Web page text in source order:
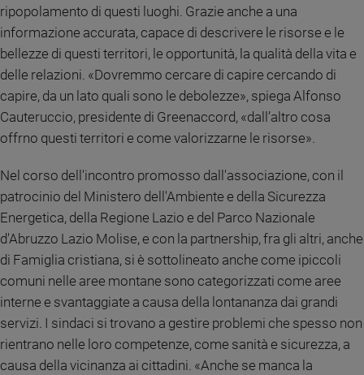
inclusione
Cultura
e
spettacoli
Sanremo
Cinema,
e
streaming
Libri
Musica
Arte
Famiglia
educazione
ripopolamento di questi luoghi. Grazie anche a una
informazione accurata, capace di descrivere le risorse e le
bellezze di questi territori, le opportunità, la qualità della vita e
delle relazioni. «Dovremmo cercare di capire cercando di
capire, da un lato quali sono le debolezze», spiega Alfonso
Cauteruccio, presidente di Greenaccord, «dall’altro cosa
offrno questi territori e come valorizzarne le risorse».
Nel corso dell'incontro promosso dall'associazione, con il
patrocinio del Ministero dell'Ambiente e della Sicurezza
Energetica, della Regione Lazio e del Parco Nazionale
d'Abruzzo Lazio Molise, e con la partnership, fra gli altri, anche
di Famiglia cristiana, si è sottolineato anche come ipiccoli
comuni nelle aree montane sono categorizzati come aree
interne e svantaggiate a causa della lontananza dai grandi
servizi. I sindaci si trovano a gestire problemi che spesso non
rientrano nelle loro competenze, come sanità e sicurezza, a
causa della vicinanza ai cittadini. «Anche se manca la